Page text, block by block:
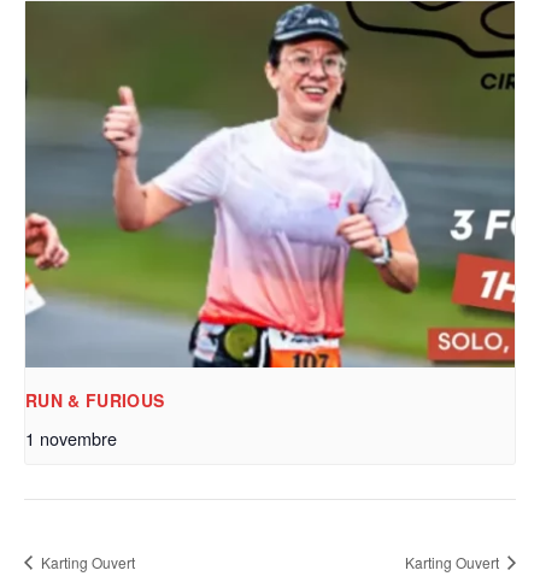
RUN & FURIOUS
1 novembre
Karting Ouvert Karting Ouvert